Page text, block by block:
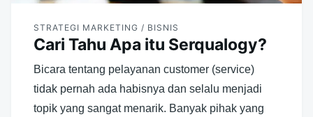
STRATEGI MARKETING / BISNIS
Cari Tahu Apa itu Serqualogy?
Bicara tentang pelayanan customer (service)
tidak pernah ada habisnya dan selalu menjadi
topik yang sangat menarik. Banyak pihak yang